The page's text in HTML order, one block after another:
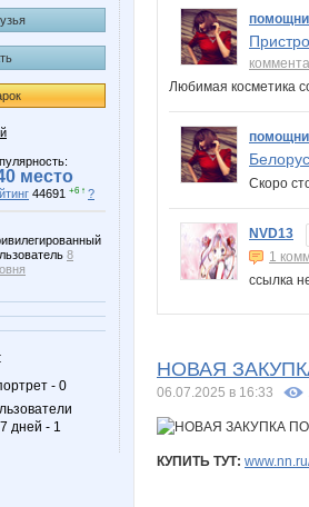
место
44691 +6 ↑ ?
8
- 0
дней - 1
Любимая косметика
Скоро
NVD13
1
ссылка
НОВАЯ
06.07.2025 в 16:33
КУПИТЬ ТУТ: